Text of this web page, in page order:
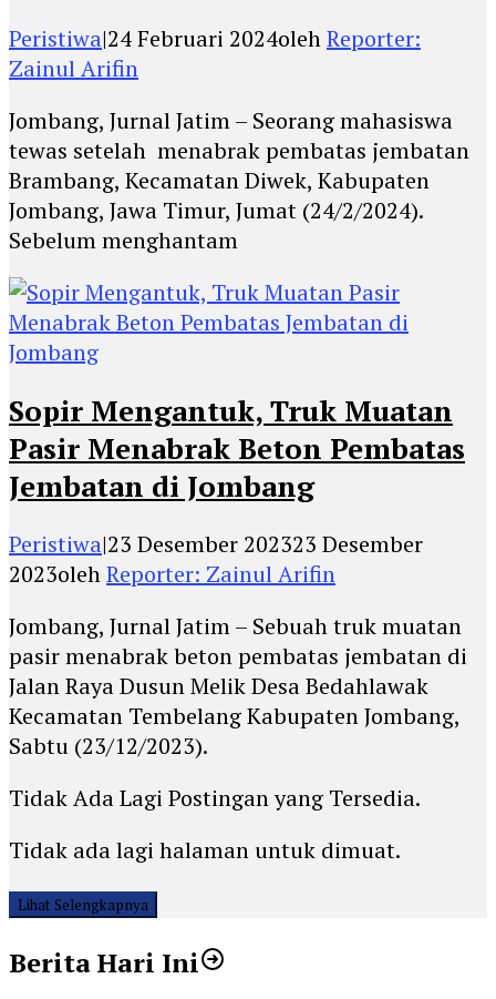
Peristiwa|24 Februari 2024olehReporter:
Zainul Arifin
Jombang, Jurnal Jatim – Seorang mahasiswa
tewas setelah menabrak pembatas jembatan
Brambang, Kecamatan Diwek, Kabupaten
Jombang, Jawa Timur, Jumat (24/2/2024).
Sebelum menghantam
Sopir Mengantuk, Truk Muatan
Pasir Menabrak Beton Pembatas
Jembatan di Jombang
Peristiwa|23 Desember 202323 Desember
2023olehReporter: Zainul Arifin
Jombang, Jurnal Jatim – Sebuah truk muatan
pasir menabrak beton pembatas jembatan di
Jalan Raya Dusun Melik Desa Bedahlawak
Kecamatan Tembelang Kabupaten Jombang,
Sabtu (23/12/2023).
Tidak Ada Lagi Postingan yang Tersedia.
Tidak ada lagi halaman untuk dimuat.
Lihat Selengkapnya
Berita Hari Ini